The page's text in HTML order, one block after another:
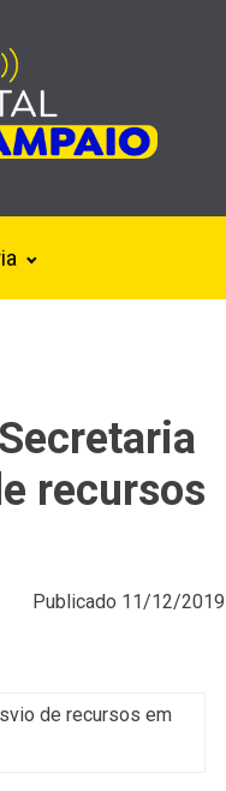
recursos
Publicado 11/12/2019
de recursos em